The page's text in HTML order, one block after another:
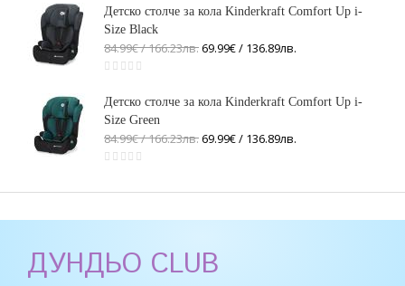
Детско столче за кола Kinderkraft Comfort Up i-
Size Black
84.99€ / 166.23лв.69.99€ / 136.89лв.
Детско столче за кола Kinderkraft Comfort Up i-
Size Green
84.99€ / 166.23лв.69.99€ / 136.89лв.
ДУНДЬО CLUB